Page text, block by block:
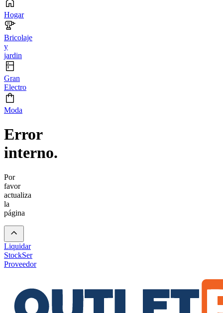
Hogar
Bricolaje
y
jardin
Gran
Electro
Moda
Error
interno.
Por
favor
actualiza
la
página
Liquidar
StockSer
Proveedor